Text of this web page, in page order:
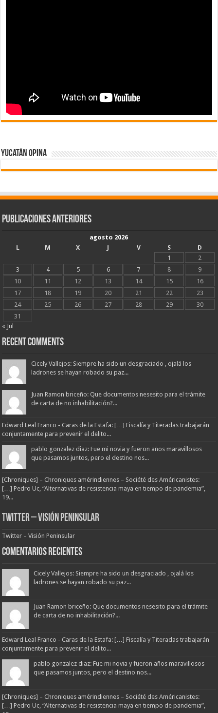
Yucatán Opina
Publicaciones Anteriores
agosto 2026
L
M X J V S
D
1
2
3
4 5 6 7 8
9
10
11 12 13 14 15
16
17
18 19 20 21 22
23
24
25 26 27 28 29
30
31
« Jul
Recent Comments
Cicely Vallejos: Siempre ha sido un desgraciado , ojalá los
ladrones se hayan robado su paz...
Juan Ramon briceño: Que documentos nesesito para el trámite
de carta de no inhabilitación?...
Edward Leal Franco - Caras de la Estafa: […] Fiscalía y Titeradas trabajarán
conjuntamente para prevenir el delito...
pablo gonzalez diaz: Fue mi novia y fueron años maravillosos
que pasamos juntos, pero el destino nos...
[Chroniques] – Chroniques amérindiennes – Société des Américanistes:
[…] Pedro Uc, “Alternativas de resistencia maya en tiempo de pandemia”,
19...
Twitter – Visión Peninsular
Twitter – Visión Peninsular
Comentarios Recientes
Cicely Vallejos: Siempre ha sido un desgraciado , ojalá los
ladrones se hayan robado su paz...
Juan Ramon briceño: Que documentos nesesito para el trámite
de carta de no inhabilitación?...
Edward Leal Franco - Caras de la Estafa: […] Fiscalía y Titeradas trabajarán
conjuntamente para prevenir el delito...
pablo gonzalez diaz: Fue mi novia y fueron años maravillosos
que pasamos juntos, pero el destino nos...
[Chroniques] – Chroniques amérindiennes – Société des Américanistes:
[…] Pedro Uc, “Alternativas de resistencia maya en tiempo de pandemia”,